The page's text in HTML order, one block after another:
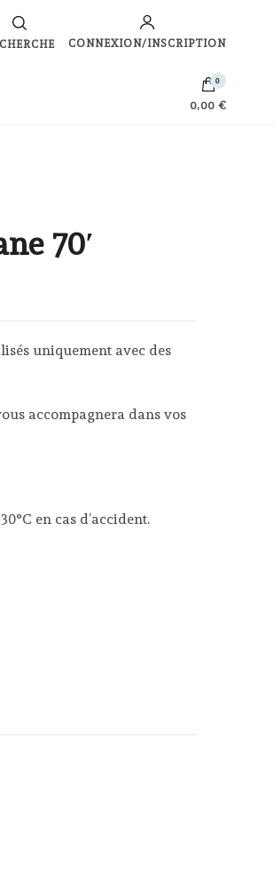
CONNEXION/INSCRIPTION
0
0,00 €
70′
uniquement avec des
accompagnera dans vos
en cas d’accident.